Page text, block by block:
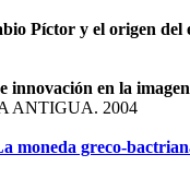
Píctor y el origen
innovación en la
ANTIGUA. 2004
moneda greco-